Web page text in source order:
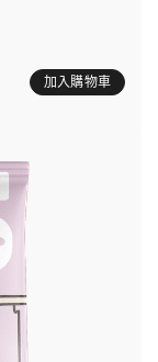
加入購物車